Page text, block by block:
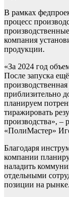
В рамках
процесс
компания
продукции.
«За 2024 год
После запуска
приблизительно
планируем
тиражировать
производства», –
«ПолиМастер»
Благодаря
компании
наладить
отдельными
позиции на рынке.